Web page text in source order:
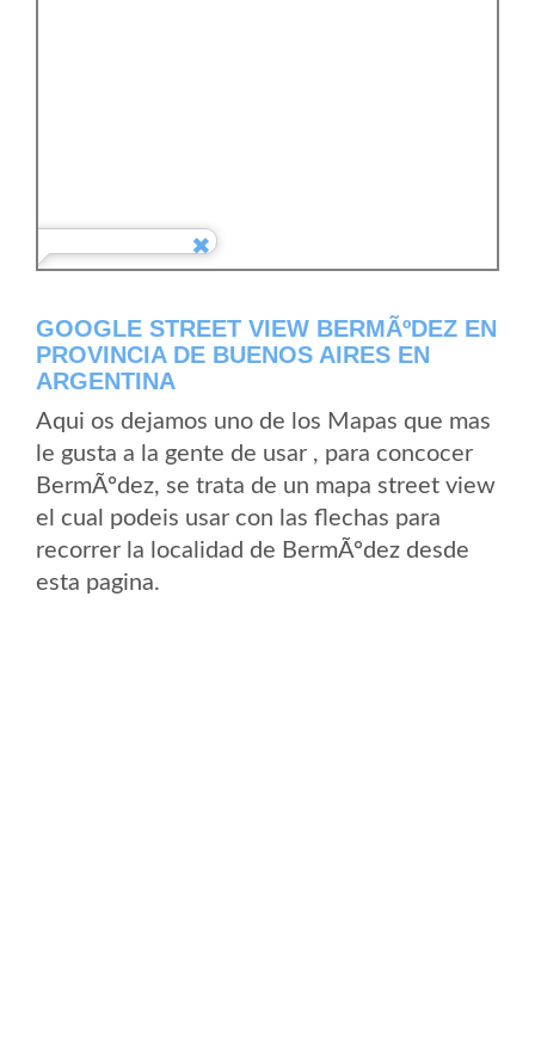
GOOGLE STREET VIEW BERMÃºDEZ EN
PROVINCIA DE BUENOS AIRES EN
ARGENTINA
Aqui os dejamos uno de los Mapas que mas
le gusta a la gente de usar , para concocer
BermÃºdez, se trata de un mapa street view
el cual podeis usar con las flechas para
recorrer la localidad de BermÃºdez desde
esta pagina.